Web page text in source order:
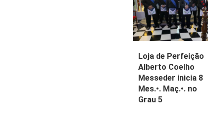
Loja de Perfeição
Alberto Coelho
Messeder inicia 8
Mes.•. Maç.•. no
Grau 5